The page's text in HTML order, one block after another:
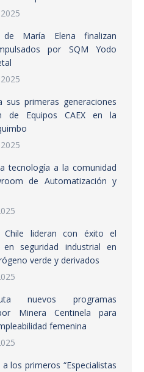
de María Elena finalizan
por SQM Yodo
sus primeras generaciones
de Equipos CAEX en la
tecnología a la comunidad
de Automatización y
Chile lideran con éxito el
seguridad industrial en
verde y derivados
nuevos programas
Minera Centinela para
femenina
los primeros “Especialistas